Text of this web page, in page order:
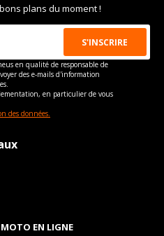
plans du moment !
en qualité de responsable de
des e-mails d'information
en particulier de vous
des données.
EN LIGNE